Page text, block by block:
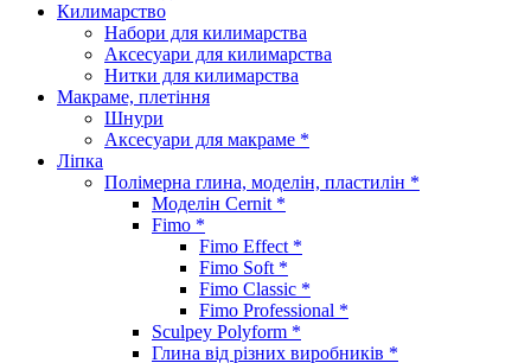
Килимарство
Набори для килимарства
Аксесуари для килимарства
Нитки для килимарства
Макраме, плетіння
Шнури
Аксесуари для макраме *
Ліпка
Полімерна глина, моделін, пластилін *
Моделін Cernit *
Fimo *
Fimo Effect *
Fimo Soft *
Fimo Classic *
Fimo Professional *
Sculpey Polyform *
Глина від різних виробників *